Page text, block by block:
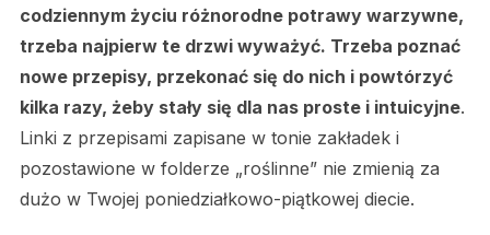
codziennym życiu różnorodne potrawy warzywne,
trzeba najpierw te drzwi wyważyć. Trzeba poznać
nowe przepisy, przekonać się do nich i powtórzyć
kilka razy, żeby stały się dla nas proste i intuicyjne.
Linki z przepisami zapisane w tonie zakładek i
pozostawione w folderze „roślinne” nie zmienią za
dużo w Twojej poniedziałkowo-piątkowej diecie.